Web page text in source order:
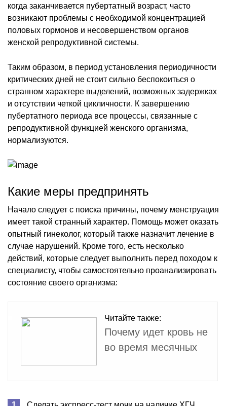
когда заканчивается пубертатный возраст, часто
возникают проблемы с необходимой концентрацией
половых гормонов и несовершенством органов
женской репродуктивной системы.
Таким образом, в период установления периодичности
критических дней не стоит сильно беспокоиться о
странном характере выделений, возможных задержках
и отсутствии четкой цикличности. К завершению
пубертатного периода все процессы, связанные с
репродуктивной функцией женского организма,
нормализуются.
Какие меры предпринять
Начало следует с поиска причины, почему менструация
имеет такой странный характер. Помощь может оказать
опытный гинеколог, который также назначит лечение в
случае нарушений. Кроме того, есть несколько
действий, которые следует выполнить перед походом к
специалисту, чтобы самостоятельно проанализировать
состояние своего организма:
Читайте также:
Почему идет кровь не
во время месячных